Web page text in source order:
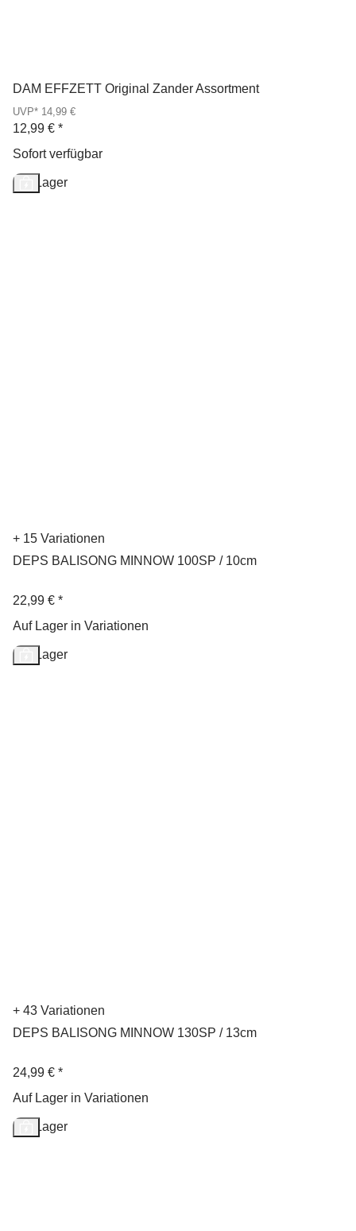
DAM EFFZETT Original Zander Assortment
UVP* 14,99 €
12,99 € *
Sofort verfügbar
Auf Lager
+ 15 Variationen
DEPS BALISONG MINNOW 100SP / 10cm
22,99 € *
Auf Lager in Variationen
Auf Lager
+ 43 Variationen
DEPS BALISONG MINNOW 130SP / 13cm
24,99 € *
Auf Lager in Variationen
Auf Lager